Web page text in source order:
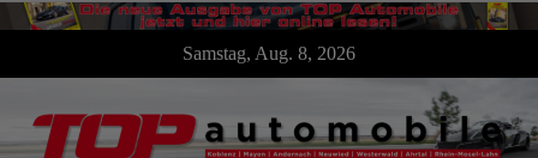
Samstag, Aug. 8, 2026